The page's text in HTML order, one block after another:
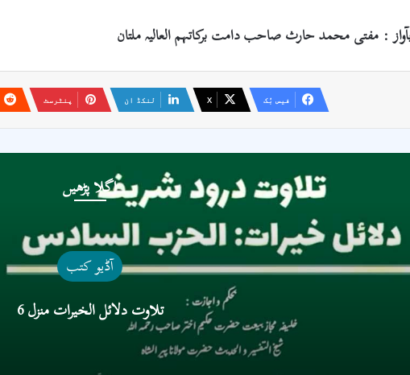
: مفتی محمد حارث صاحب دامت برکاتہم العالیہ ملتان
فیس بُک X لنکڈ ان پنٹرسٹ
اگلا پڑھیں
آڈیو کتب
تلاوت دلائل الخیرات منزل 6